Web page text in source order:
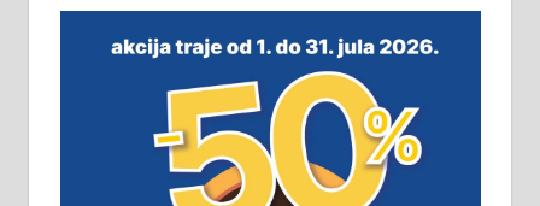
незавршена кућа површине 160
м2 са плацем од 8 ари у Зеленом
виру у Алексинцу. Могућа
замена. 064/21-63-584
ПОСЛОВНИ ОГЛАСИ